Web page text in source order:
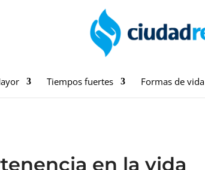
Tiempos fuertes Formas de vida
en la vida